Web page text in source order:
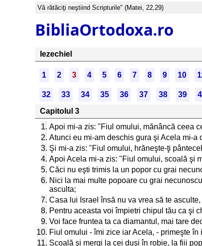
Vă rătăciţi neştiind Scripturile" (Matei, 22,29)
BibliaOrtodoxa.ro
Iezechiel
1 2 3 4 5 6 7 8 9 10
32 33 34 35 36 37 38 39
Capitolul 3
1. Apoi mi-a zis: "Fiul omului, mănâncă ceea
2. Atunci eu mi-am deschis gura şi Acela mi-a
3. Şi mi-a zis: "Fiul omului, hrăneşte-ţi
4. Apoi Acela mi-a zis: "Fiul omului, scoală şi
5. Căci nu eşti trimis la un popor cu grai
6. Nici la mai multe popoare cu grai
asculta;
7. Casa lui Israel însă nu va vrea să te
8. Pentru aceasta voi împietri chipul tău ca şi
9. Voi face fruntea ta ca diamantul, mai tare
10. Fiul omului - îmi zice iar Acela, - primeşte
11. Scoală şi mergi la cei duşi în robie, la fiii